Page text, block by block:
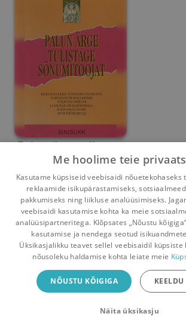
Palun, ärge tulistage
sõnumitoojat!
Gary S. Goodman
Umbes 4 kuudtagasi
Pealehele Ostukorv Sõnumid
Raamatuvahetuse
Vaheta raamatuid veelgi
Me hoolime teie
Kasutame küpsiseid veebisaidi nõuetekohaseks
reklaamide isikupärastamiseks,
pakkumiseks ning liikluse analüüsimiseks.
veebisaidi kasutamise kohta ka meie
analüüsipartneritega. Klõpsates „Nõustu
kasutamise ja nendega seotud
Üksikasjalikku teavet sellel veebisaidil küpsiste
nõusoleku haldamise kohta leiate meie
NÕUSTU KÕIGIGA
Näita üksikasju